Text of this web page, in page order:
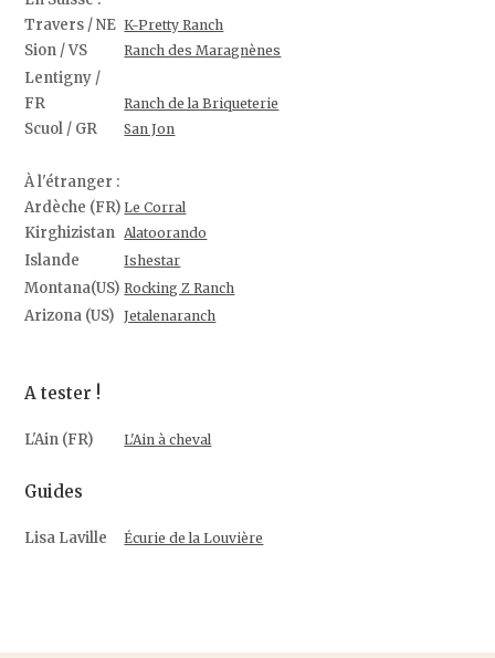
Travers / NE K-Pretty Ranch
Sion / VS Ranch des Maragnènes
Lentigny /
FR
Ranch de la Briqueterie
Scuol / GR San Jon
À l'étranger :
Ardèche (FR) Le Corral
Kirghizistan Alatoorando
Islande Ishestar
Montana(US) Rocking Z Ranch
Arizona (US) Jetalenaranch
A tester !
L'Ain (FR) L'Ain à cheval
Guides
Lisa Laville Écurie de la Louvière